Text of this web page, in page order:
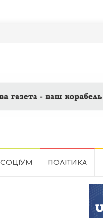
СОЦІУМ ПОЛІТИКА